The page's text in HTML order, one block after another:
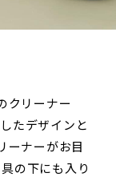
クリーナー
たデザインと
ーナーがお目
の下にも入り